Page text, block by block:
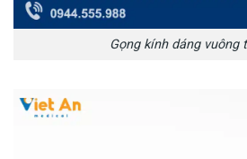
Gọng kính dáng vuông